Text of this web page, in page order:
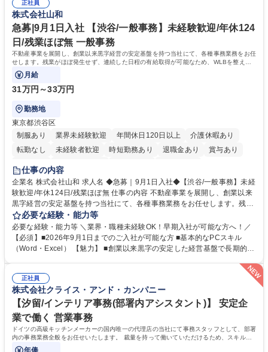
の他に担当頂く業務が発生する場合があります。 募集職種 【営業事務】
業務職/三井物産グループ/平均残業時間10H/完全週休2日
ション力がある方。 ・チャレンジを厭わず、粘り強く業務に取り組める
方。多様な関係者と謙虚に信頼関係を構築でき、期限を意識したスケジュ
ール管理が出来る方。※将来的に他部署（営業部門、コーポレート部門）
へのジョブローテーションの可能性があります。 学歴・資格 学歴：大学
院 大学 語学力： 資格：宅地建物取引士
正社員
株式会社山和
急募|9月1日入社 【渋谷/一般事務】未経験歓迎/年休124
日/残業ほぼ無 一般事務
不動産事業を展開し、創業以来黒字経営の安定基盤を持つ当社にて、各種事務業務をお任
せします。残業がほぼ発生せず、連続した日程の有給取得が可能なため、WLBを整えた
い方にお勧めの環境です！
月給
31万円～33万円
勤務地
東京都渋谷区
制服あり
業界未経験歓迎 年間休日120日以上
介護休暇あり
転勤なし
未経験者歓迎 時短勤務あり 退職金あり
賞与あり
育休あり
完全週休2日制
仕事の内容
企業名 株式会社山和 求人名 ◆急募｜9月1日入社◆【渋谷/一般事務】未経
験歓迎/年休124日/残業ほぼ無 仕事の内容 不動産事業を展開し、創業以来
黒字経営の安定基盤を持つ当社にて、各種事務業務をお任せします。残業
がほぼ発生せず、連続した日程の有給取得が可能なため、WLBを整えたい
方にお勧めの環境です！ 入社後はOJTを通じて丁寧に研修を行いますの
で、事務未経験の方でも安心して臨むことができます。 【業務詳細】■電
話・来客対応 ■物件の鍵や社内の備品管理 ■データ入力や書類作成 ■契約
必要な経験・能力等
必要な経験・能力等 ＼業界・職種未経験OK！早期入社が可能な方へ！／
【必須】■2026年9月1日までのご入社が可能な方 ■基本的なPCスキル
（Word・Excel） 【魅力】 ■創業以来黒字の安定した経営基盤で長期的に
両立が可能 ■有給取得を積極的に推奨、年間10日程度の取得実績 ■1ヶ月
のOJTで業務を習得可能、未経験でもしっかりサポート 学歴・資格 学
歴：大学院 大学 高専 短大 語学力： 資格：
正社員
株式会社クライス・アンド・カンパニー
【汐留/インテリア事務(部署内アシスタント)】 安定企
業で働く 営業事務
ドイツの高級キッチンメーカーの国内唯一の代理店の当社にて事務スタッフとして、部署
内の事務業務全般をお任せいたします。 裁量を持って働いていただけるため、スキルア
ップも可能です。
年俸